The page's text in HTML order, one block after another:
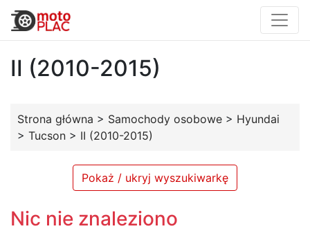
II (2010-2015)
Strona główna > Samochody osobowe > Hyundai
> Tucson > II (2010-2015)
Pokaż / ukryj wyszukiwarkę
Nic nie znaleziono